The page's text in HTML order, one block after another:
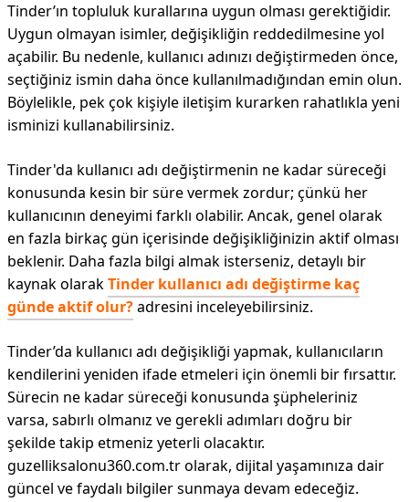
Tinder’ın topluluk kurallarına uygun olması gerektiğidir.
Uygun olmayan isimler, değişikliğin reddedilmesine yol
açabilir. Bu nedenle, kullanıcı adınızı değiştirmeden önce,
seçtiğiniz ismin daha önce kullanılmadığından emin olun.
Böylelikle, pek çok kişiyle iletişim kurarken rahatlıkla yeni
isminizi kullanabilirsiniz.
Tinder'da kullanıcı adı değiştirmenin ne kadar süreceği
konusunda kesin bir süre vermek zordur; çünkü her
kullanıcının deneyimi farklı olabilir. Ancak, genel olarak
en fazla birkaç gün içerisinde değişikliğinizin aktif olması
beklenir. Daha fazla bilgi almak isterseniz, detaylı bir
kaynak olarakTinder kullanıcı adı değiştirme kaç
günde aktif olur?adresini inceleyebilirsiniz.
Tinder’da kullanıcı adı değişikliği yapmak, kullanıcıların
kendilerini yeniden ifade etmeleri için önemli bir fırsattır.
Sürecin ne kadar süreceği konusunda şüpheleriniz
varsa, sabırlı olmanız ve gerekli adımları doğru bir
şekilde takip etmeniz yeterli olacaktır.
guzelliksalonu360.com.tr olarak, dijital yaşamınıza dair
güncel ve faydalı bilgiler sunmaya devam edeceğiz.